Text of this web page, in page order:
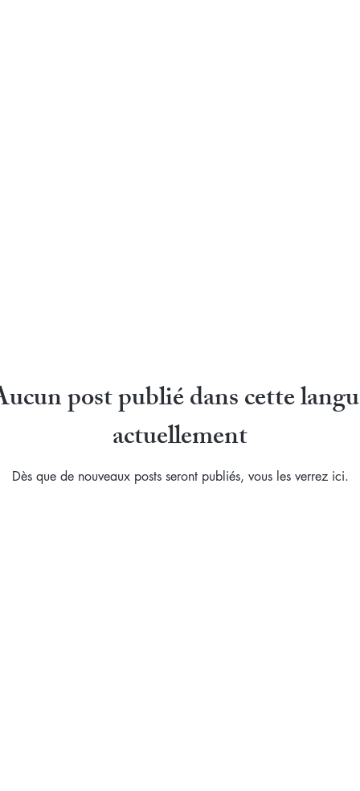
post publié dans cette
actuellement
Dès que de nouveaux posts seront publiés, vous les verrez ici.